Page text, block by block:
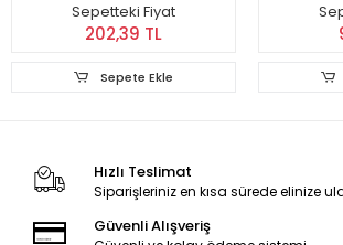
Sepetteki Fiyat
202,39 TL
Sepete Ekle
Hızlı Teslimat
Siparişleriniz en kısa sürede elinize
Güvenli Alışveriş